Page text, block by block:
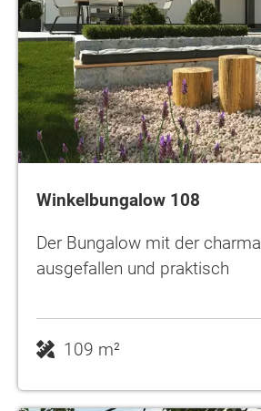
Winkelbungalow 108
Der Bungalow mit der
ausgefallen und praktisch
109 m²